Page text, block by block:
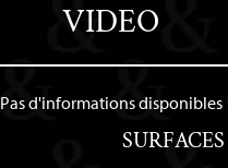
VIDEO
Pas d'informations disponibles
SURFACES